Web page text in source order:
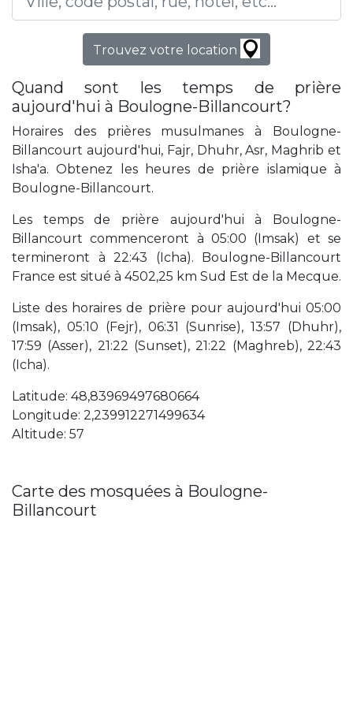
Trouvez votre location
Quand sont les temps de prière
aujourd'hui à Boulogne-Billancourt?
Horaires des prières musulmanes à Boulogne-
Billancourt aujourd'hui, Fajr, Dhuhr, Asr, Maghrib et
Isha'a. Obtenez les heures de prière islamique à
Boulogne-Billancourt.
Les temps de prière aujourd'hui à Boulogne-
Billancourt commenceront à 05:00 (Imsak) et se
termineront à 22:43 (Icha). Boulogne-Billancourt
France est situé à 4502,25 km Sud Est de la Mecque.
Liste des horaires de prière pour aujourd'hui 05:00
(Imsak), 05:10 (Fejr), 06:31 (Sunrise), 13:57 (Dhuhr),
17:59 (Asser), 21:22 (Sunset), 21:22 (Maghreb), 22:43
(Icha).
Latitude: 48,83969497680664
Longitude: 2,239912271499634
Altitude: 57
Carte des mosquées à Boulogne-
Billancourt